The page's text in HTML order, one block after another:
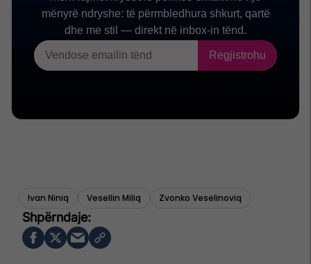
Ivan Niniq Vesellin Miliq Zvonko Veselinoviq